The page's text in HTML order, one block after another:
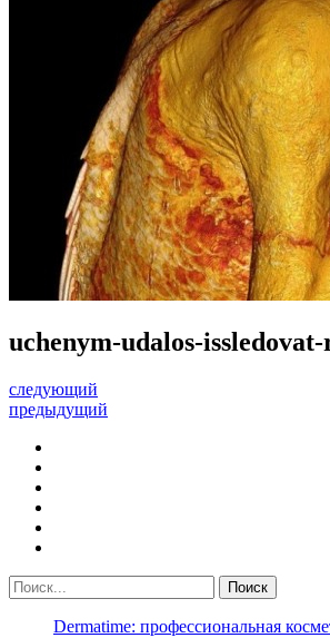
uchenym-udalos-
следующий
предыдущий
Dermatime: профессиональная